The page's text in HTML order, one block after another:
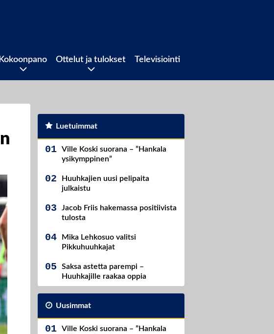
Kokoonpano Ottelut ja tulokset Televisiointi
Luetuimmat
Ville Koski suorana – ”Hankala
ysikymppinen”
Huuhkajien uusi pelipaita
julkaistu
Jacob Friis hakemassa positiivista
tulosta
Mika Lehkosuo valitsi
Pikkuhuuhkajat
Saksa astetta parempi –
Huuhkajille raakaa oppia
Uusimmat
Ville Koski suorana – ”Hankala